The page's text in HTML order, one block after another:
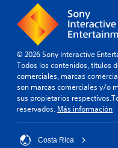
© 2026 Sony Interactive
Todos los contenidos, títulos
comerciales, marcas
son marcas comerciales y/o
sus propietarios
reservados. Más información
Costa Rica